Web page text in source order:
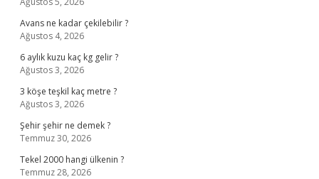
Avans ne kadar çekilebilir ?
Ağustos 4, 2026
6 aylık kuzu kaç kg gelir ?
Ağustos 3, 2026
3 köşe teşkil kaç metre ?
Ağustos 3, 2026
Şehir şehir ne demek ?
Temmuz 30, 2026
Tekel 2000 hangi ülkenin ?
Temmuz 28, 2026